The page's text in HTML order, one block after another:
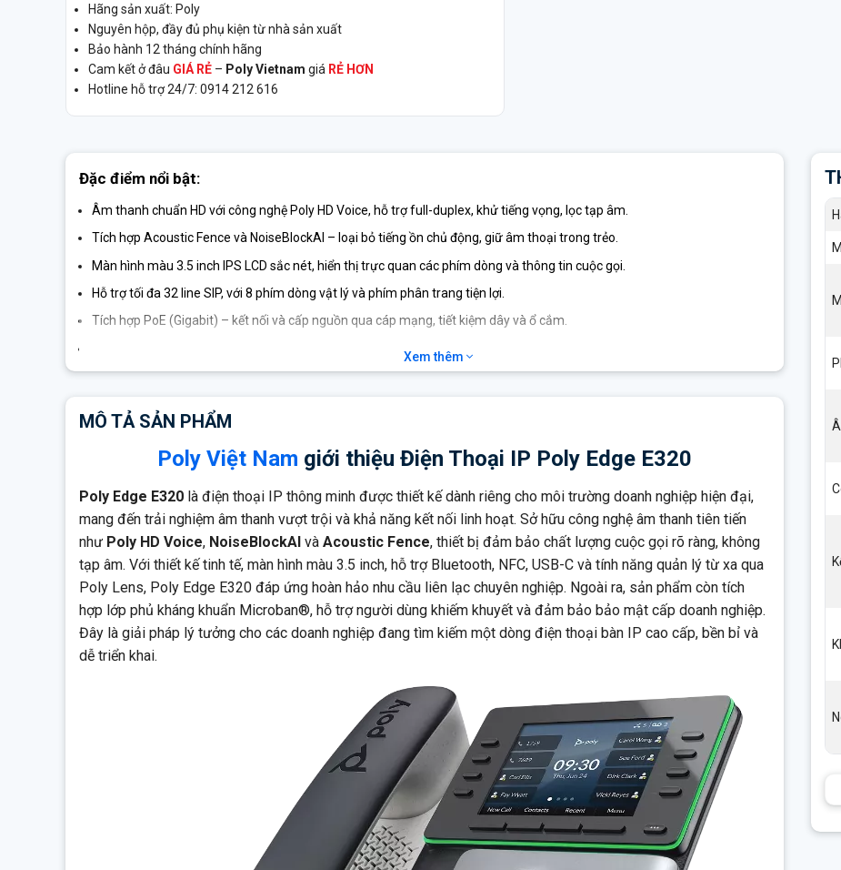
Hãng sản xuất: Poly
Nguyên hộp, đầy đủ phụ kiện từ nhà sản xuất
Bảo hành 12 tháng chính hãng
Cam kết ở đâu GIÁ RẺ – Poly Vietnam giá RẺ HƠN
Hotline hỗ trợ 24/7: 0914 212 616
Đặc điểm nổi bật:
Âm thanh chuẩn HD với công nghệ Poly HD Voice, hỗ trợ full-duplex, khử tiếng vọng, lọc tạp âm.
Tích hợp Acoustic Fence và NoiseBlockAI – loại bỏ tiếng ồn chủ động, giữ âm thoại trong trẻo.
Màn hình màu 3.5 inch IPS LCD sắc nét, hiển thị trực quan các phím dòng và thông tin cuộc gọi.
Hỗ trợ tối đa 32 line SIP, với 8 phím dòng vật lý và phím phân trang tiện lợi.
Tích hợp PoE (Gigabit) – kết nối và cấp nguồn qua cáp mạng, tiết kiệm dây và ổ cắm.
linh hoạt – kết nối tai nghe, bộ nhớ ngoài, hoặc các thiết bị ngoại vi.
Tích hợp NFC, Bluetooth 5.0– hỗ trợ đăng nhập nhanh, xác thực thiết bị và quản lý truy cập dễ dàng.
Hỗ trợ Poly Lens vàZero-Touch Provisioning
Tuân thủ các tiêu chuẩn bảo mật:TLS, SRTP, 802.1X, HTTPS provisioning, signed firmware.
Thiết kế tiện dụng, có thể điều chỉnh góc đặt hoặc treo tường linh hoạt.
Xem thêm
MÔ TẢ SẢN PHẨM
Poly Việt Nam giới thiệu Điện Thoại IP Poly Edge E320
Poly Edge E320 là điện thoại IP thông minh được thiết kế dành riêng cho môi trường doanh nghiệp hiện đại,
mang đến trải nghiệm âm thanh vượt trội và khả năng kết nối linh hoạt. Sở hữu công nghệ âm thanh tiên tiến
như Poly HD Voice, NoiseBlockAI và Acoustic Fence, thiết bị đảm bảo chất lượng cuộc gọi rõ ràng, không
tạp âm. Với thiết kế tinh tế, màn hình màu 3.5 inch, hỗ trợ Bluetooth, NFC, USB-C và tính năng quản lý từ xa qua
Poly Lens, Poly Edge E320 đáp ứng hoàn hảo nhu cầu liên lạc chuyên nghiệp. Ngoài ra, sản phẩm còn tích
hợp lớp phủ kháng khuẩn Microban®, hỗ trợ người dùng khiếm khuyết và đảm bảo bảo mật cấp doanh nghiệp.
Đây là giải pháp lý tưởng cho các doanh nghiệp đang tìm kiếm một dòng điện thoại bàn IP cao cấp, bền bỉ và
dễ triển khai.